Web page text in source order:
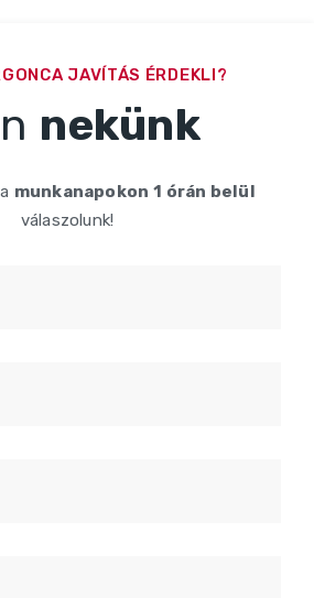
JAVÍTÁS ÉRDEKLI?
nekünk
munkanapokon 1 órán belül
válaszolunk!